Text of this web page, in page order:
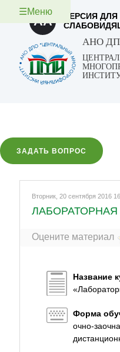
☰Меню
AA
ВЕРСИЯ ДЛЯ
АНО
ЗАДАТЬ ВОПРОС
Вторник, 20 сентября 2016
Оцените материал
Название
Форма
очно-